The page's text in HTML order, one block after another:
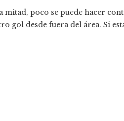
poco se puede hacer
gol desde fuera del área. Si